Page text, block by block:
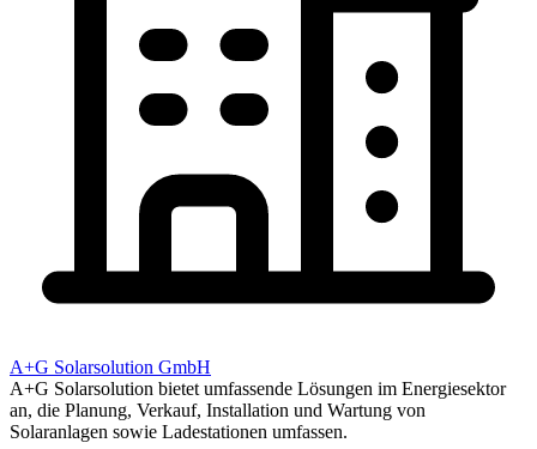
A+G Solarsolution GmbH
A+G Solarsolution bietet umfassende Lösungen im Energiesektor
an, die Planung, Verkauf, Installation und Wartung von
Solaranlagen sowie Ladestationen umfassen.